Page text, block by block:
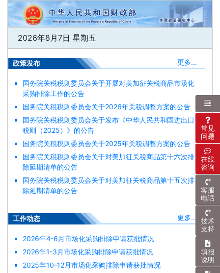
2026年8月7日 星期五
政策发布 更多...
国务院关税税则委员会关于开展对美加征关税商品市场化
采购排除工作的公告
国务院关税税则委员会关于2026年关税调整方案的公告
国务院关税税则委员会关于发布《中华人民共和国进出口
税则（2025）》的公告
国务院关税税则委员会关于2025年关税调整方案的公告
国务院关税税则委员会关于对美加征关税商品第十六次排
除延期清单的公告
国务院关税税则委员会关于对美加征关税商品第十五次排
除延期清单的公告
工作动态 更多...
2026年4-6月市场化采购排除申请获批情况
2026年1-3月市场化采购排除申请获批情况
2025年10-12月市场化采购排除申请获批情况
常见
问题
在线
咨询
客服
电话
技术
支持
填报
说明